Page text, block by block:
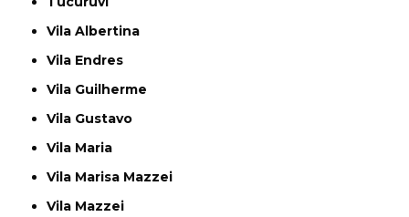
Vila Albertina
Vila Endres
Vila Guilherme
Vila Gustavo
Vila Maria
Vila Marisa Mazzei
Vila Mazzei